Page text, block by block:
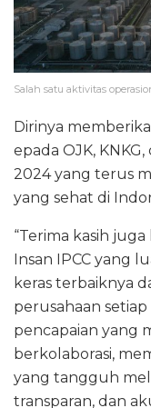
Salah satu aktivitas
Dirinya
epada OJK,
2024 yang terus
yang sehat di
“Terima kasih
Insan IPCC yang
keras terbaiknya
perusahaan
pencapaian yang
berkolaborasi,
yang tangguh
transparan, dan